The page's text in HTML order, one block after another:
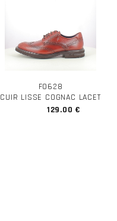
F0628
CUIR LISSE COGNAC LACET
129.00 €